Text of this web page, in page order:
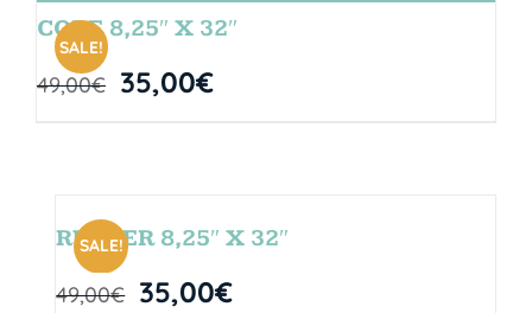
SALE!
CORE 8,25″ X 32″
49,00€ 35,00€
SALE!
RUBBER 8,25″ X 32″
49,00€ 35,00€